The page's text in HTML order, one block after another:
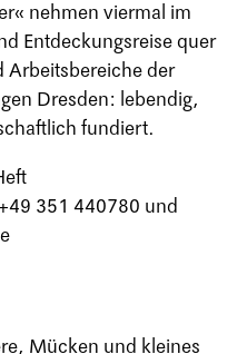
nehmen viermal im
Entdeckungsreise quer
Arbeitsbereiche der
Dresden: lebendig,
fundiert.
351 440780 und
Mücken und kleines